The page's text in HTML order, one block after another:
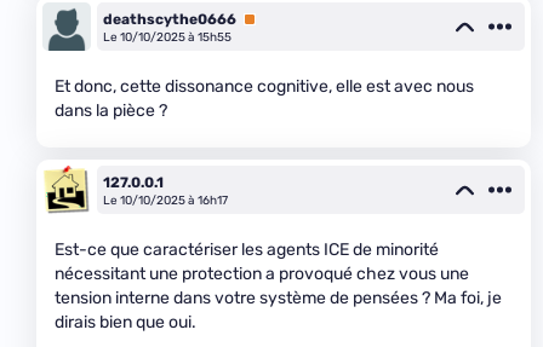
deathscythe0666 Premium
Le 10/10/2025 à 15h55
Et donc, cette dissonance cognitive, elle est avec nous
dans la pièce ?
127.0.0.1
Le 10/10/2025 à 16h17
Est-ce que caractériser les agents ICE de minorité
nécessitant une protection a provoqué chez vous une
tension interne dans votre système de pensées ? Ma foi, je
dirais bien que oui.